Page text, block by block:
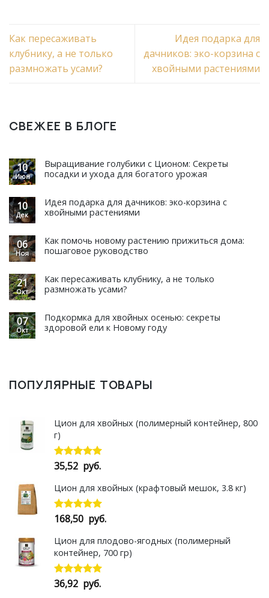
Как пересаживать
клубнику, а не только
размножать усами?
Идея подарка для
дачников: эко-корзина с
хвойными растениями
СВЕЖЕЕ В БЛОГЕ
10
Июн
Выращивание голубики с Ционом: Секреты
посадки и ухода для богатого урожая
10
Дек
Идея подарка для дачников: эко-корзина с
хвойными растениями
06
Ноя
Как помочь новому растению прижиться дома:
пошаговое руководство
21
Окт
Как пересаживать клубнику, а не только
размножать усами?
07
Окт
Подкормка для хвойных осенью: секреты
здоровой ели к Новому году
ПОПУЛЯРНЫЕ ТОВАРЫ
Цион для хвойных (полимерный контейнер, 800
г)
Оценка
из 5
35,52 руб.
Цион для хвойных (крафтовый мешок, 3.8 кг)
Оценка
из 5
168,50 руб.
Цион для плодово-ягодных (полимерный
контейнер, 700 гр)
Оценка
из 5
36,92 руб.